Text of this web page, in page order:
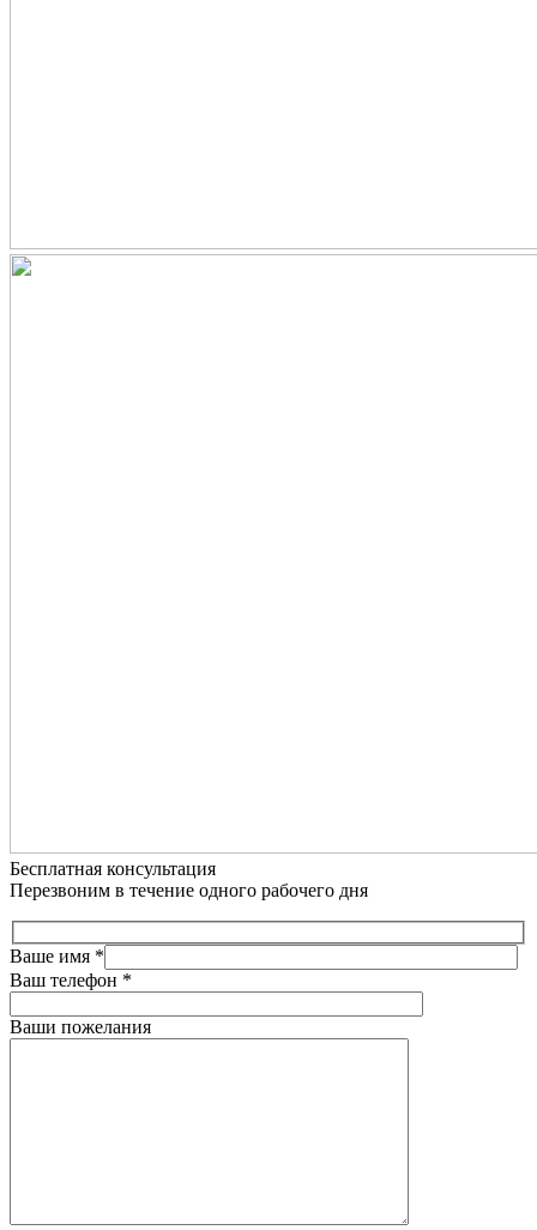
Бесплатная консультация
Перезвоним в течение одного рабочего дня
Ваше имя *
Ваш телефон *
Ваши пожелания